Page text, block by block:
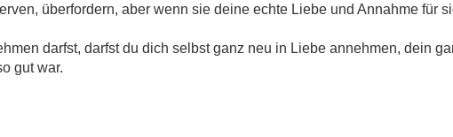
überfordern, aber wenn sie deine echte Liebe und Annahme für
darfst, darfst du dich selbst ganz neu in Liebe annehmen, dein
gut war.